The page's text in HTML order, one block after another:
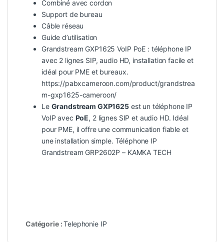
Combiné avec cordon
Support de bureau
Câble réseau
Guide d’utilisation
Grandstream GXP1625 VoIP PoE : téléphone IP
avec 2 lignes SIP, audio HD, installation facile et
idéal pour PME et bureaux.
https://pabxcameroon.com/product/grandstrea
m-gxp1625-cameroon/
Le Grandstream GXP1625est un téléphone IP
VoIP avec PoE, 2 lignes SIP et audio HD. Idéal
pour PME, il offre une communication fiable et
une installation simple. Téléphone IP
Grandstream GRP2602P – KAMKA TECH
Catégorie :Telephonie IP